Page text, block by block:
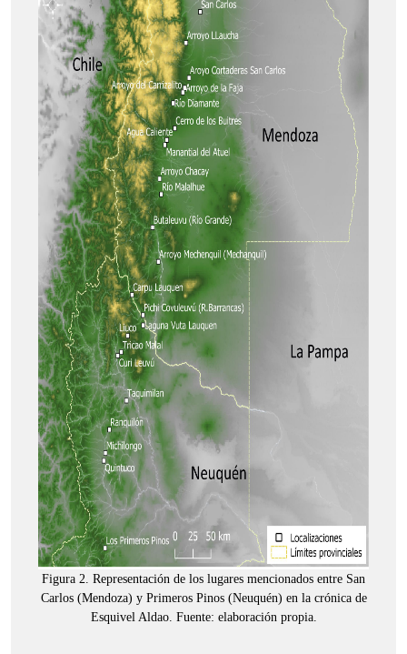
Figura 2. Representación de los lugares mencionados entre San
Carlos (Mendoza) y Primeros Pinos (Neuquén) en la crónica de
Esquivel Aldao. Fuente: elaboración propia.